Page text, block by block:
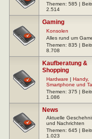
Themen: 585 |
2.514
Gaming
Konsolen
Alles rund um
Themen: 835 |
8.708
Kaufberatung &
Shopping
Hardware | Handy,
Smartphone und
Themen: 375 |
1.086
News
Aktuelle
und Nachrichten
Themen: 645 |
1.023